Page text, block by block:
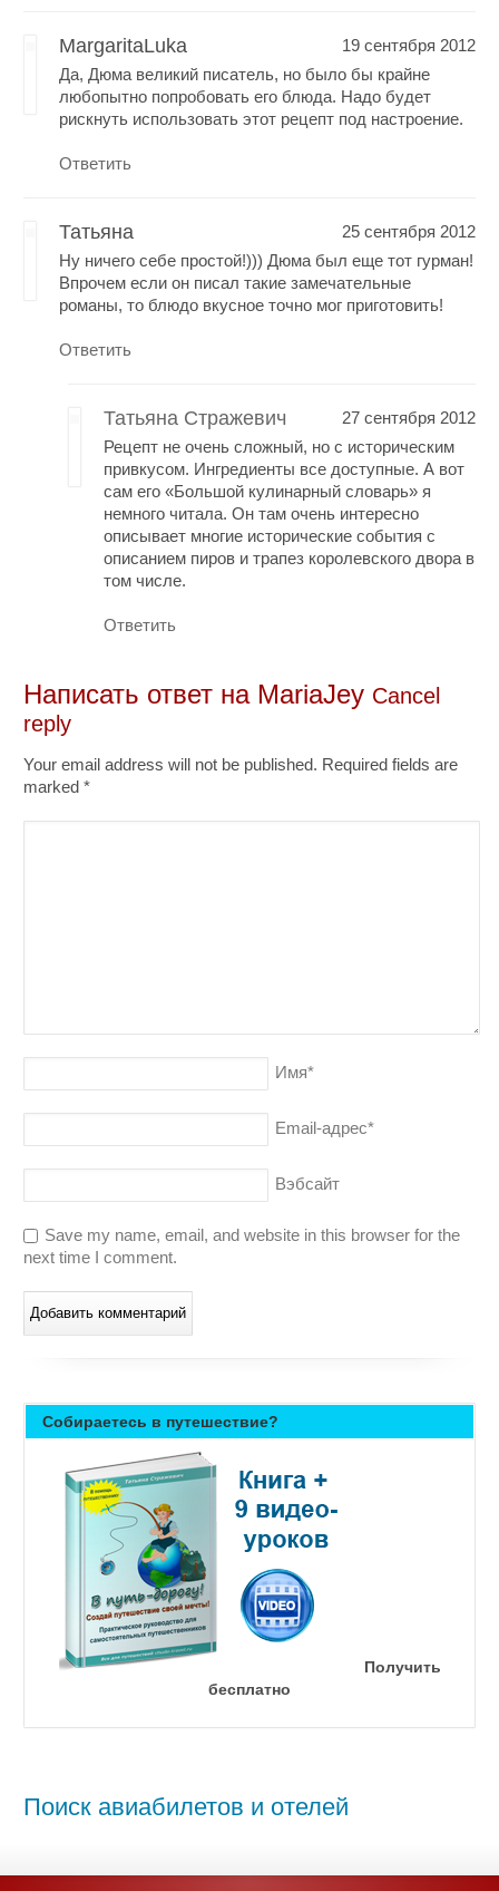
MargaritaLuka
19 сентября 2012
Да, Дюма великий писатель, но было бы крайне
любопытно попробовать его блюда. Надо будет
рискнуть использовать этот рецепт под настроение.
Ответить
Татьяна
25 сентября 2012
Ну ничего себе простой!))) Дюма был еще тот гурман!
Впрочем если он писал такие замечательные
романы, то блюдо вкусное точно мог приготовить!
Ответить
Татьяна Стражевич
27 сентября 2012
Рецепт не очень сложный, но с историческим
привкусом. Ингредиенты все доступные. А вот
сам его «Большой кулинарный словарь» я
немного читала. Он там очень интересно
описывает многие исторические события с
описанием пиров и трапез королевского двора в
том числе.
Ответить
Написать ответ на MariaJey Cancel
reply
Your email address will not be published. Required fields are
marked*
Имя*
Email-адрес*
Вэбсайт
Save my name, email, and website in this browser for the
next time I comment.
Собираетесь в путешествие?
Получить
бесплатно
Поиск авиабилетов и отелей